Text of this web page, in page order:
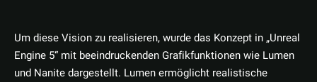
Um diese Vision zu realisieren, wurde das Konzept in „Unreal
Engine 5“ mit beeindruckenden Grafikfunktionen wie Lumen
und Nanite dargestellt. Lumen ermöglicht realistische